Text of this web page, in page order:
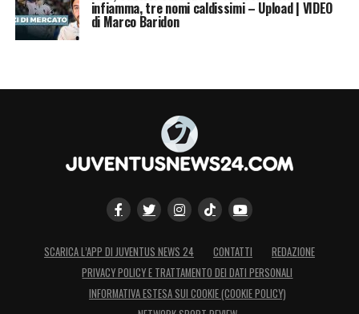
infiamma, tre nomi caldissimi – Upload | VIDEO
di Marco Baridon
SCARICA L’APP DI JUVENTUS NEWS 24 CONTATTI
REDAZIONE
PRIVACY POLICY E TRATTAMENTO DEI DATI PERSONALI
INFORMATIVA ESTESA SUI COOKIE (COOKIE POLICY)